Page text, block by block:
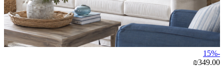
-15%
₪349.00